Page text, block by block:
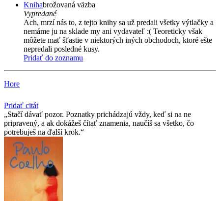
Knihabrožovaná väzba
Vypredané
Ach, mrzí nás to, z tejto knihy sa už predali všetky výtlačky a
nemáme ju na sklade my ani vydavateľ :( Teoreticky však
môžete mať šťastie v niektorých iných obchodoch, ktoré ešte
nepredali posledné kusy.
Pridať do zoznamu
Hore
Pridať citát
Stačí dávať pozor. Poznatky prichádzajú vždy, keď si na ne
pripravený, a ak dokážeš čítať znamenia, naučíš sa všetko, čo
potrebuješ na ďalší krok.